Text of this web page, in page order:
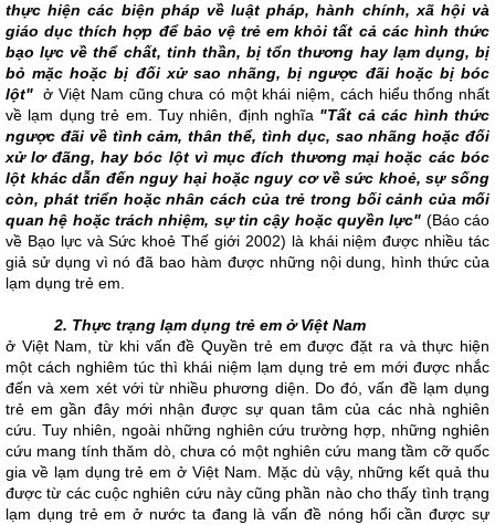
thực hiện các biện pháp về luật pháp, hành chính, xã hội và
giáo dục thích hợp để bảo vệ trẻ em khỏi tất cả các hình thức
bạo lực về thể chất, tinh thần, bị tổn thương hay lạm dụng, bị
bỏ mặc hoặc bị đối xử sao nhãng, bị ngược đãi hoặc bị bóc
lột"ở Việt Nam cũng chưa có một khái niệm, cách hiểu thống nhất
về lạm dụng trẻ em. Tuy nhiên, định nghĩa "Tất cả các hình thức
ngược đãi về tình cảm, thân thể, tình dục, sao nhãng hoặc đối
xử lơ đãng, hay bóc lột vì mục đích thương mại hoặc các bóc
lột khác dẫn đến nguy hại hoặc nguy cơ về sức khoẻ, sự sống
còn, phát triển hoặc nhân cách của trẻ trong bối cảnh của mối
quan hệ hoặc trách nhiệm, sự tin cậy hoặc quyền lực" (Báo cáo
về Bạo lực và Sức khoẻ Thế giới 2002) là khái niệm được nhiều tác
giả sử dụng vì nó đã bao hàm được những nội dung, hình thức của
lạm dụng trẻ em.
2. Thực trạng lạm dụng trẻ em ở Việt Nam
ở Việt Nam, từ khi vấn đề Quyền trẻ em được đặt ra và thực hiện
một cách nghiêm túc thì khái niệm lạm dụng trẻ em mới được nhắc
đến và xem xét với từ nhiều phương diện. Do đó, vấn đề lạm dụng
trẻ em gần đây mới nhận được sự quan tâm của các nhà nghiên
cứu. Tuy nhiên, ngoài những nghiên cứu trường hợp, những nghiên
cứu mang tính thăm dò, chưa có một nghiên cứu mang tầm cỡ quốc
gia về lạm dụng trẻ em ở Việt Nam. Mặc dù vậy, những kết quả thu
được từ các cuộc nghiên cứu này cũng phần nào cho thấy tình trạng
lạm dụng trẻ em ở nước ta đang là vấn đề nóng hổi cần được sự